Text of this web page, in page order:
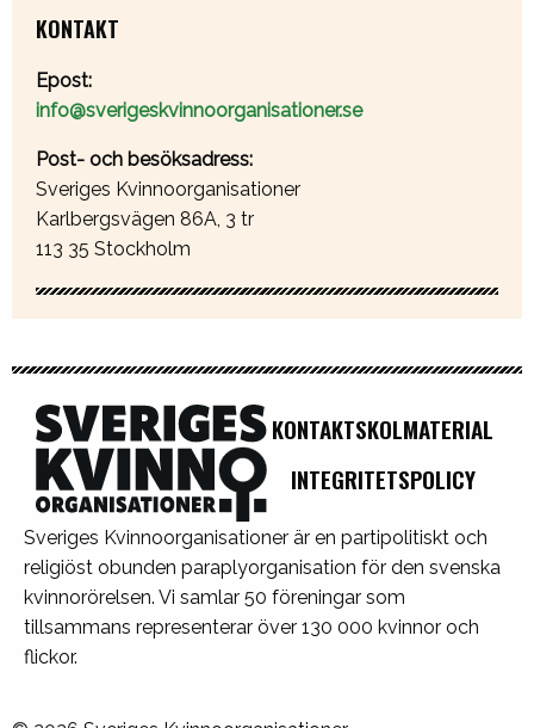
KONTAKT
Epost:
info@sverigeskvinnoorganisationer.se
Post- och besöksadress:
Sveriges Kvinnoorganisationer
Karlbergsvägen 86A, 3 tr
113 35 Stockholm
Sveriges Kvinnoorganisationer är en partipolitiskt och
religiöst obunden paraplyorganisation för den svenska
kvinnorörelsen. Vi samlar 50 föreningar som
tillsammans representerar över 130 000 kvinnor och
flickor.
KONTAKTSKOLMATERIAL
INTEGRITETSPOLICY